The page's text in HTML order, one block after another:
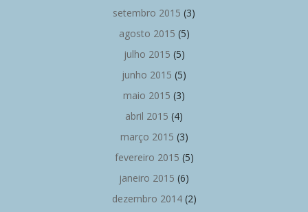
setembro 2015 (3)
agosto 2015 (5)
julho 2015 (5)
junho 2015 (5)
maio 2015 (3)
abril 2015 (4)
março 2015 (3)
fevereiro 2015 (5)
janeiro 2015 (6)
dezembro 2014(2)